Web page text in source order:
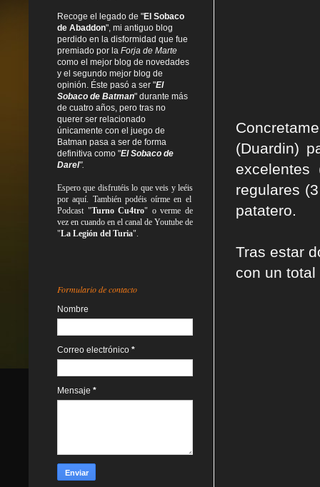
(Duardin)
regulares
patatero.
Tras estar
con un
Recoge el legado de "El Sobaco
de Abaddon", mi antiguo blog
perdido en la disformidad que fue
premiado por la Forja de Marte
como el mejor blog de novedades
y el segundo mejor blog de
opinión. Éste pasó a ser "El
Sobaco de Batman" durante más
de cuatro años, pero tras no
querer ser relacionado
únicamente con el juego de
Batman pasa a ser de forma
definitiva como "El Sobaco de
Darel".
Espero que disfrutéis lo queveis yleéis
por aquí. También podéis oírme en el
Podcast "Turno Cu4tro" o verme de
vez en cuando en el canal de Youtube de
"La Legión del Turia".
Formulario de contacto
Nombre
Correo electrónico *
Mensaje *